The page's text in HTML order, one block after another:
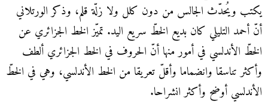
يكتب ويُحدّث الجالس من دون كلل ولا زلّة قلم، وذكر الورتلاني
أنّ أحمد التليلي كان بديع الخطّ سريع اليد. تميّز الخط الجزائري عن
الخطّ الأندلسي في أمور منها أنّ الحروف في الخط الجزائري ألطف
وأكثر تناسقا وانضماما وأقلّ تعريقا من الخط الأندلسي، وهي في الخطّ
الأندلسي أوضح وأكثر انشراحا.